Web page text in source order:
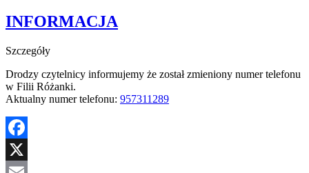
INFORMACJA
Szczegóły
Drodzy czytelnicy informujemy że został zmieniony numer telefonu
w Filii Różanki.
Aktualny numer telefonu: 957311289
Facebook